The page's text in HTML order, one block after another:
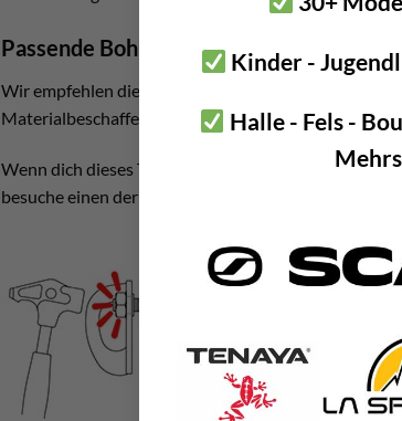
Kinder -
Halle - Fels -
Passende Bohrhakenlaschen Raumer
Wir empfehlen die
Materialbeschaffenheit. Also AISI 316L Stahl.
Wenn dich dieses Thema mehr interessiert lies dir
besuche einen der Workshops und Einbohrkurse der